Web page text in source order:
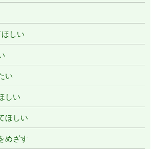
しい
い
しい
ほしい
めざす